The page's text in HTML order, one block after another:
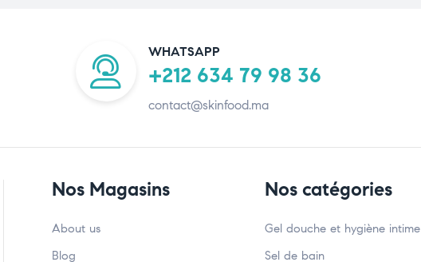
WHATSAPP
+212 634 79 98 36
contact@skinfood.ma
Nos Magasins
About us
Blog
Nos catégories
Gel douche et hygiène intime
Sel de bain